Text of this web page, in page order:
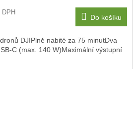
Do košíku
DJIPlně nabité za 75 minutDva
C (max. 140 W)Maximální výstupní